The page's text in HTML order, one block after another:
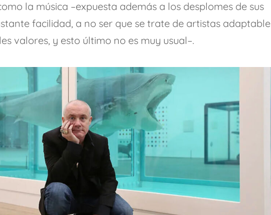
la música –expuesta además a los desplomes de sus
facilidad, a no ser que se trate de artistas
valores, y esto último no es muy usual–.